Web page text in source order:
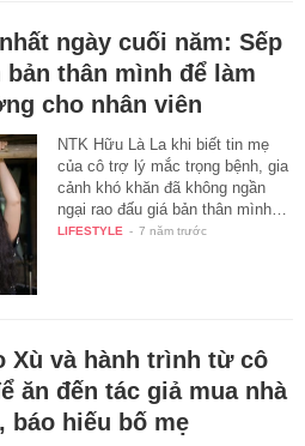
ngày cuối năm: Sếp
thân mình để làm
cho nhân viên
NTK Hữu Là La khi biết tin mẹ
của cô trợ lý mắc trọng bệnh, gia
cảnh khó khăn đã không ngần
ngại rao đấu giá bản thân mình…
LIFESTYLE - 7 năm trước
Xù và hành trình từ cô
ăn đến tác giả mua nhà
báo hiếu bố mẹ